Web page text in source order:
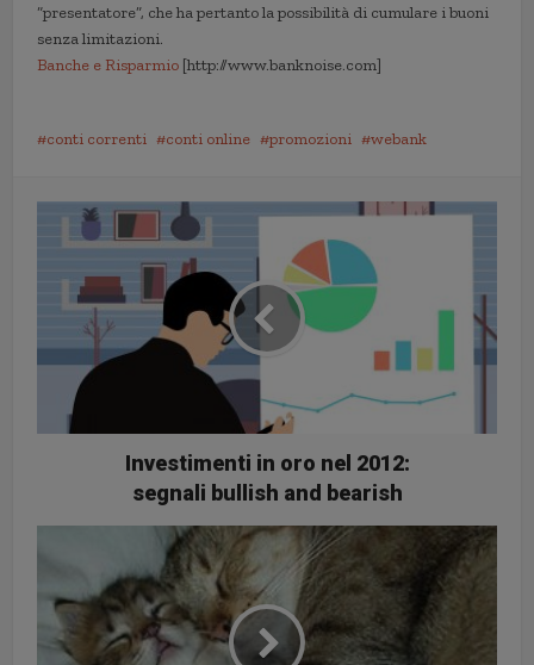
“presentatore”, che ha pertanto la possibilità di cumulare i buoni
senza limitazioni.
Banche e Risparmio [http://www.banknoise.com]
conti correnti conti online promozioni webank
Investimenti in oro nel 2012:
segnali bullish and bearish